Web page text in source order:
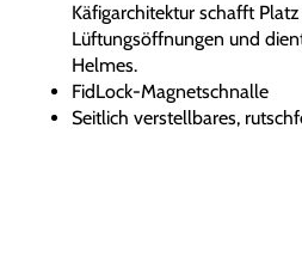
Käfigarchitektur schafft
Lüftungsöffnungen und
Helmes.
FidLock-Magnetschnalle
Seitlich verstellbares,